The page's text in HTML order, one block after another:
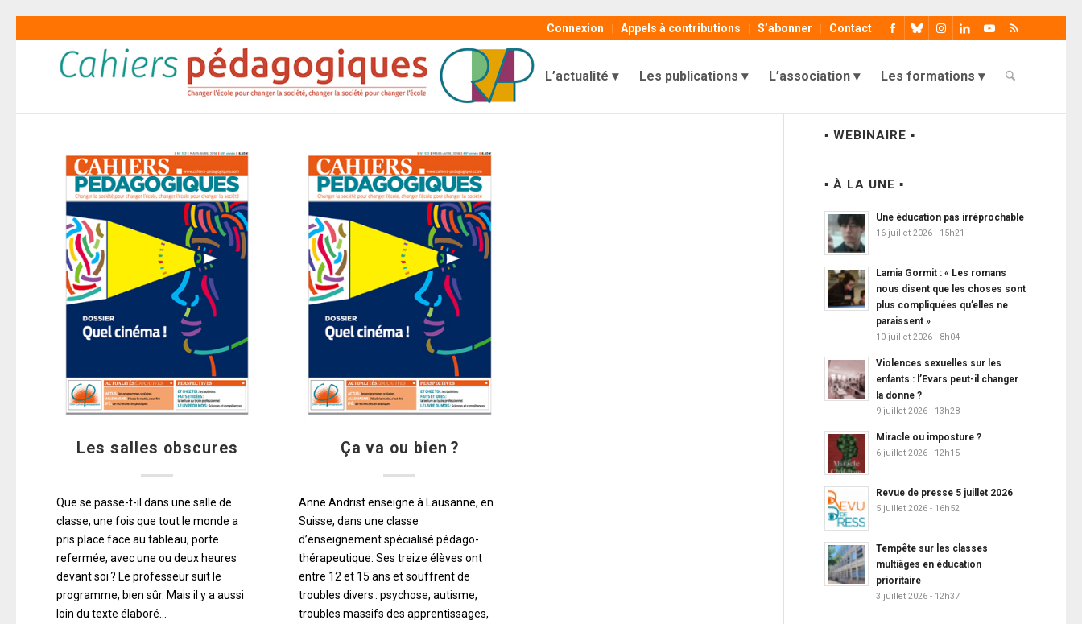
Connexion Appels à contributions S’abonner Contact
L’actualité Les publications L’association Les formations
Les salles obscures
Que se passe-t-il dans une salle de
classe, une fois que tout le monde a
pris place face au tableau, porte
refermée, avec une ou deux heures
devant soi ? Le professeur suit le
programme, bien sûr. Mais il y a aussi
loin du texte élaboré…
Ça va ou bien ?
Anne Andrist enseigne à Lausanne, en
Suisse, dans une classe
d’enseignement spécialisé pédago-
thérapeutique. Ses treize élèves ont
entre 12 et 15 ans et souffrent de
troubles divers : psychose, autisme,
troubles massifs des apprentissages,
▪ WEBINAIRE ▪
▪ À LA UNE ▪
Une éducation pas irréprochable
16 juillet 2026 - 15h21
Lamia Gormit : « Les romans
nous disent que les choses sont
plus compliquées qu’elles ne
paraissent »
10 juillet 2026 - 8h04
Violences sexuelles sur les
enfants : l’Evars peut-il changer
la donne ?
9 juillet 2026 - 13h28
Miracle ou imposture ?
6 juillet 2026 - 12h15
Revue de presse 5 juillet 2026
5 juillet 2026 - 16h52
Tempête sur les classes
multiâges en éducation
prioritaire
3 juillet 2026 - 12h37